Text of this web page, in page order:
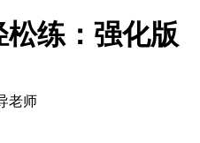
练：强化版
老师